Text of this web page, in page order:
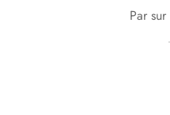
Par sur